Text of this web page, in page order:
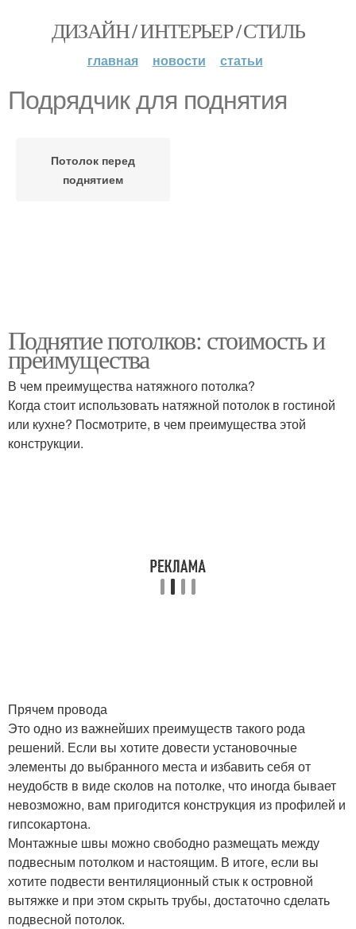
ДИЗАЙН / ИНТЕРЬЕР / СТИЛЬ
главная новости статьи
Подрядчик для поднятия
Потолок перед
поднятием
Поднятие потолков: стоимость и
преимущества
В чем преимущества натяжного потолка?
Когда стоит использовать натяжной потолок в гостиной
или кухне? Посмотрите, в чем преимущества этой
конструкции.
Прячем провода
Это одно из важнейших преимуществ такого рода
решений. Если вы хотите довести установочные
элементы до выбранного места и избавить себя от
неудобств в виде сколов на потолке, что иногда бывает
невозможно, вам пригодится конструкция из профилей и
гипсокартона.
Монтажные швы можно свободно размещать между
подвесным потолком и настоящим. В итоге, если вы
хотите подвести вентиляционный стык к островной
вытяжке и при этом скрыть трубы, достаточно сделать
подвесной потолок.